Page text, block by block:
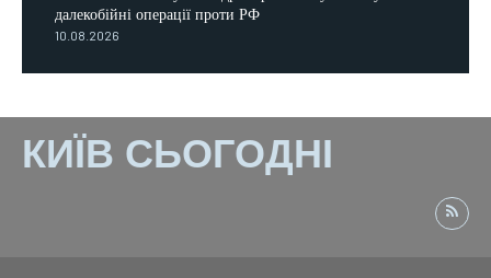
далекобійні операції проти РФ
10.08.2026
КИЇВ СЬОГОДНІ